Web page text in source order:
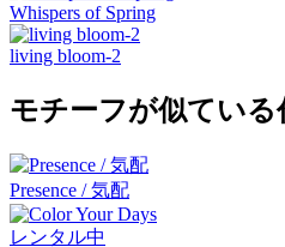
Whispers of Spring
living bloom-2
モチーフが似ている
Presence / 気配
レンタル中